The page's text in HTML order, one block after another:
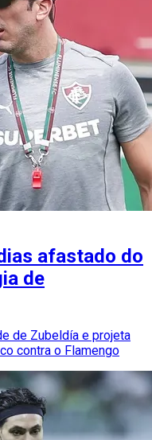
afastado do
de
de Zubeldía e projeta
contra o Flamengo